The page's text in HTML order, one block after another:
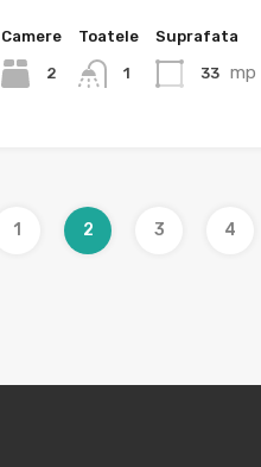
Camere
2
Toatele
1
Suprafata
33 mp
1 2 3 4